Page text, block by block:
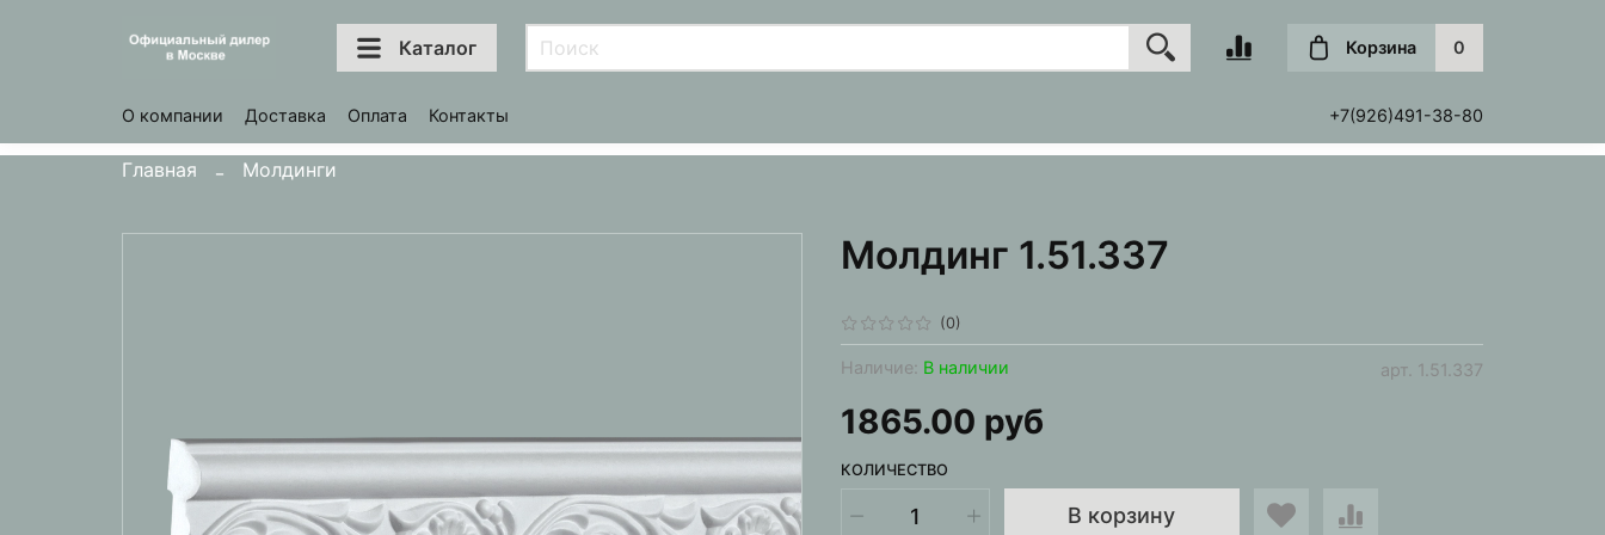
Каталог Корзина 0
О компании Доставка Оплата Контакты +7(926)491-38-80
Главная Молдинги
(0)
арт. 1.51.337
Наличие: В наличии
Молдинг 1.51.337
1865.00 руб
КОЛИЧЕСТВО
В корзину